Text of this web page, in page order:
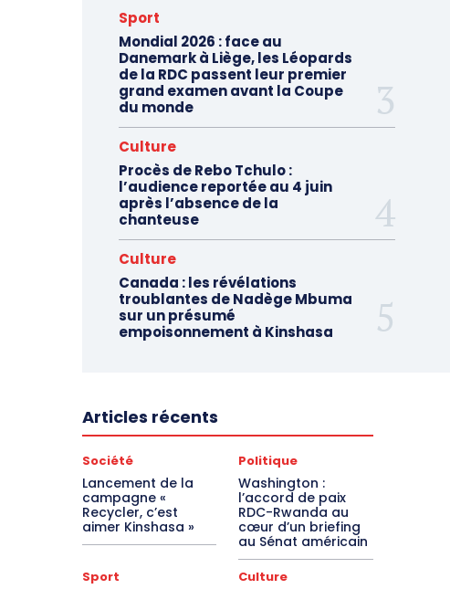
Sport
Mondial 2026 : face au
Danemark à Liège, les Léopards
de la RDC passent leur premier
grand examen avant la Coupe
du monde
Culture
Procès de Rebo Tchulo :
l’audience reportée au 4 juin
après l’absence de la
chanteuse
Culture
Canada : les révélations
troublantes de Nadège Mbuma
sur un présumé
empoisonnement à Kinshasa
Articles récents
Société
Lancement de la
campagne «
Recycler, c’est
aimer Kinshasa »
Politique
Washington :
l’accord de paix
RDC-Rwanda au
cœur d’un briefing
au Sénat américain
Sport Culture